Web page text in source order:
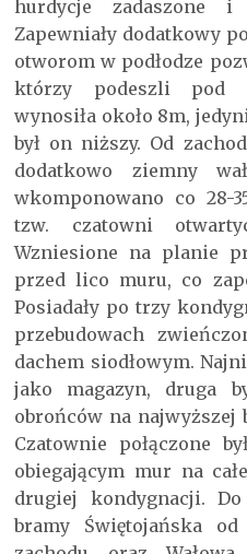
hurdycje zadaszone
Zapewniały dodatkowy
otworom w podłodze
którzy podeszli pod
wynosiła około 8m,
był on niższy. Od
dodatkowo ziemny
wkomponowano co 28-
tzw. czatowni
Wzniesione na planie
przed lico muru, co
Posiadały po trzy
przebudowach
dachem siodłowym.
jako magazyn, druga
obrońców na najwyższej
Czatownie połączone
obiegającym mur na
drugiej kondygnacji.
bramy Świętojańska od